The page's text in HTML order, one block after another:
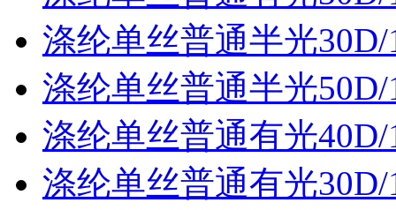
涤纶单丝普通半光30D/
涤纶单丝普通半光50D/
涤纶单丝普通有光40D/
涤纶单丝普通有光30D/